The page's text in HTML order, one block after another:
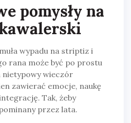
pomysły na
wypadu na striptiz i
rana może być po prostu
nietypowy wieczór
zawierać emocje, naukę
Tak, żeby
przez lata.